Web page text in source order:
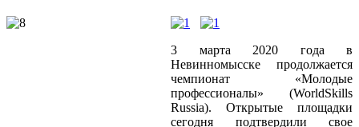
3 марта 2020 года в
Невинномысске продолжается
чемпионат «Молодые
профессионалы» (WorldSkills
Russia). Открытые площадки
сегодня подтвердили свое